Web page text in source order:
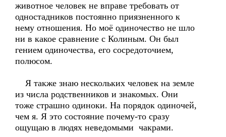
животное человек не вправе требовать от
одностадников постоянно приязненного к
нему отношения. Но моё одиночество не шло
ни в какое сравнение с Колиным. Он был
гением одиночества, его сосредоточием,
полюсом.
Я также знаю нескольких человек на земле
из числа родственников и знакомых. Они
тоже страшно одиноки. На порядок одиночей,
чем я. Я это состояние почему-то сразу
ощущаю в людях неведомыми чакрами.